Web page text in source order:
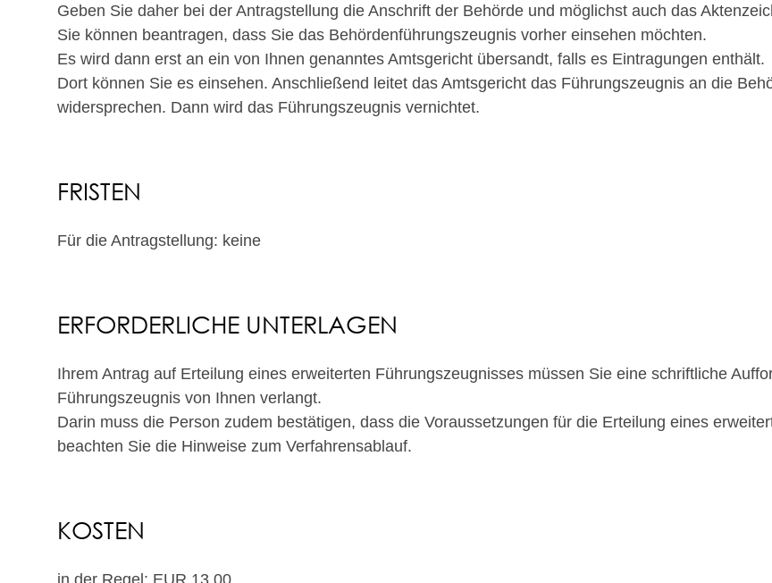
Geben Sie daher bei der Antragstellung die Anschrift der Behörde und möglichst auch das
Sie können beantragen, dass Sie das Behördenführungszeugnis vorher einsehen möchten.
Es wird dann erst an ein von Ihnen genanntes Amtsgericht übersandt, falls es Eintragungen enthält.
Dort können Sie es einsehen. Anschließend leitet das Amtsgericht das Führungszeugnis an die
widersprechen. Dann wird das Führungszeugnis vernichtet.
FRISTEN
Für die Antragstellung: keine
ERFORDERLICHE UNTERLAGEN
Ihrem Antrag auf Erteilung eines erweiterten Führungszeugnisses müssen Sie eine schriftliche
Führungszeugnis von Ihnen verlangt.
Darin muss die Person zudem bestätigen, dass die Voraussetzungen für die Erteilung eines
beachten Sie die Hinweise zum Verfahrensablauf.
KOSTEN
in der Regel: EUR 13,00.